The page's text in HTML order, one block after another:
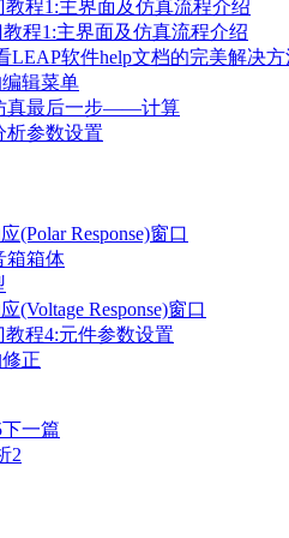
程1:主界面及仿真流程介绍
程1:主界面及仿真流程介绍
LEAP软件help文档的完美解决
编辑菜单
真最后一步——计算
析参数设置
(Polar Response)窗口
箱箱体
(Voltage Response)窗口
程4:元件参数设置
正
下一篇
2